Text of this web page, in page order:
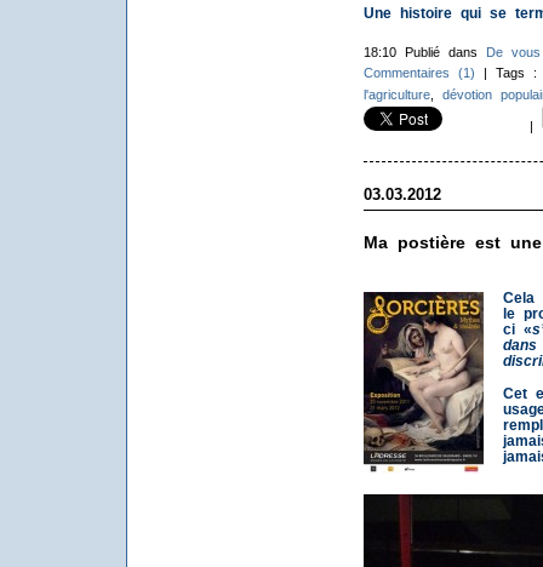
Une histoire qui se
18:10 Publié dans
De
Commentaires (1) | Tags
l'agriculture, dévotion
|
03.03.2012
Ma postière est
Cela
le
ci «
Cet